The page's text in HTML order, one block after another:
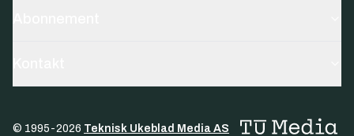
© 1995-2026 Teknisk Ukeblad Media AS